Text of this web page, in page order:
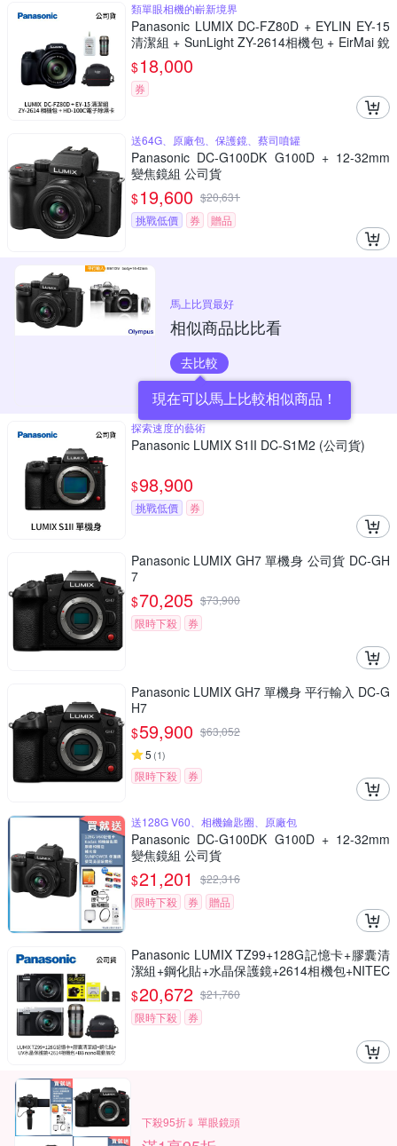
類單眼相機的嶄新境界
Panasonic LUMIX DC-FZ80D + EYLIN EY-15
清潔組 + SunLight ZY-2614相機包 + EirMai 銳
瑪 HD-100C電子除濕卡 FZ80D (公司貨)
$18,000
券
送64G、原廠包、保護鏡、蔡司噴罐
Panasonic DC-G100DK G100D + 12-32mm
變焦鏡組 公司貨
$19,600 $20,631
挑戰低價
券 贈品
馬上比買最好
相似商品比比看
去比較
現在可以馬上比較相似商品！
探索速度的藝術
Panasonic LUMIX S1II DC-S1M2 (公司貨)
$98,900
挑戰低價 券
Panasonic LUMIX GH7 單機身 公司貨 DC-GH
7
$70,205 $73,900
限時下殺
券
Panasonic LUMIX GH7 單機身 平行輸入 DC-G
H7
$59,900 $63,052
5 (1)
限時下殺 券
送128G V60、相機鑰匙圈、原廠包
Panasonic DC-G100DK G100D + 12-32mm
變焦鏡組 公司貨
$21,201 $22,316
限時下殺
券 贈品
Panasonic LUMIX TZ99+128G記憶卡+膠囊清
潔組+鋼化貼+水晶保護鏡+2614相機包+NITEC
ORE BB nano 迷你電動氣吹(公司貨)
$20,672 $21,760
限時下殺
券
下殺95折⇓ 單眼鏡頭